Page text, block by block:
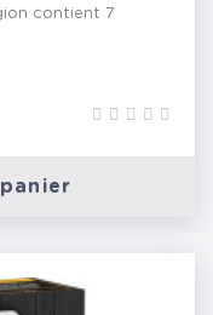
contient 7